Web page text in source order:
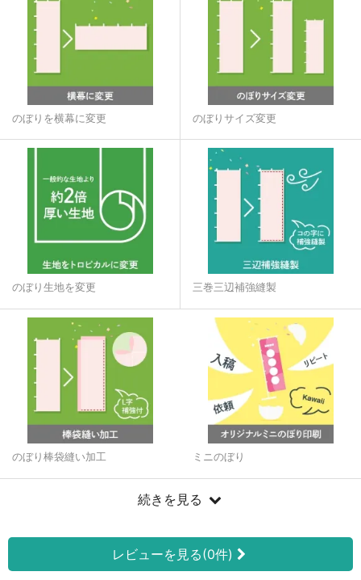
のぼりを横幕に変更 のぼりサイズ変更
のぼり生地を変更 三巻三辺補強縫製
のぼり棒袋縫い加工 ミニのぼり
続きを見る
レビューを見る(0件)